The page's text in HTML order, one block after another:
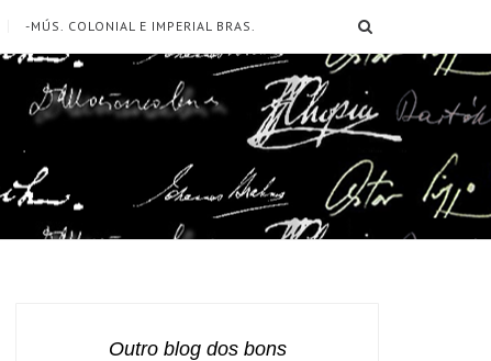
-MÚS. COLONIAL E IMPERIAL BRAS.
Outro blog dos bons